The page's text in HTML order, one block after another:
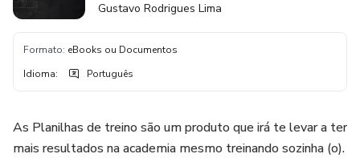
Gustavo Rodrigues Lima
Formato: eBooks ou Documentos
Idioma: Português
As Planilhas de treino são um produto que irá te levar a ter
mais resultados na academia mesmo treinando sozinha (o).